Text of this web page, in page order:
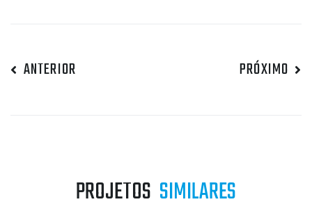
ANTERIOR PRÓXIMO
PROJETOS SIMILARES